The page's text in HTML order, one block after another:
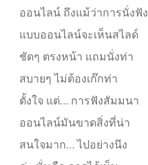
ออนไลน์ ถึงแม้ว่าการนั่งฟัง
แบบออนไลน์จะเห็นสไลด์
ชัดๆ ตรงหน้า แถมนั่งท่า
สบายๆ ไม่ต้องเก๊กท่า
ตั้งใจ แต่… การฟังสัมมนา
ออนไลน์มันขาดสิ่งที่น่า
สนใจมาก… ไปอย่างนึง